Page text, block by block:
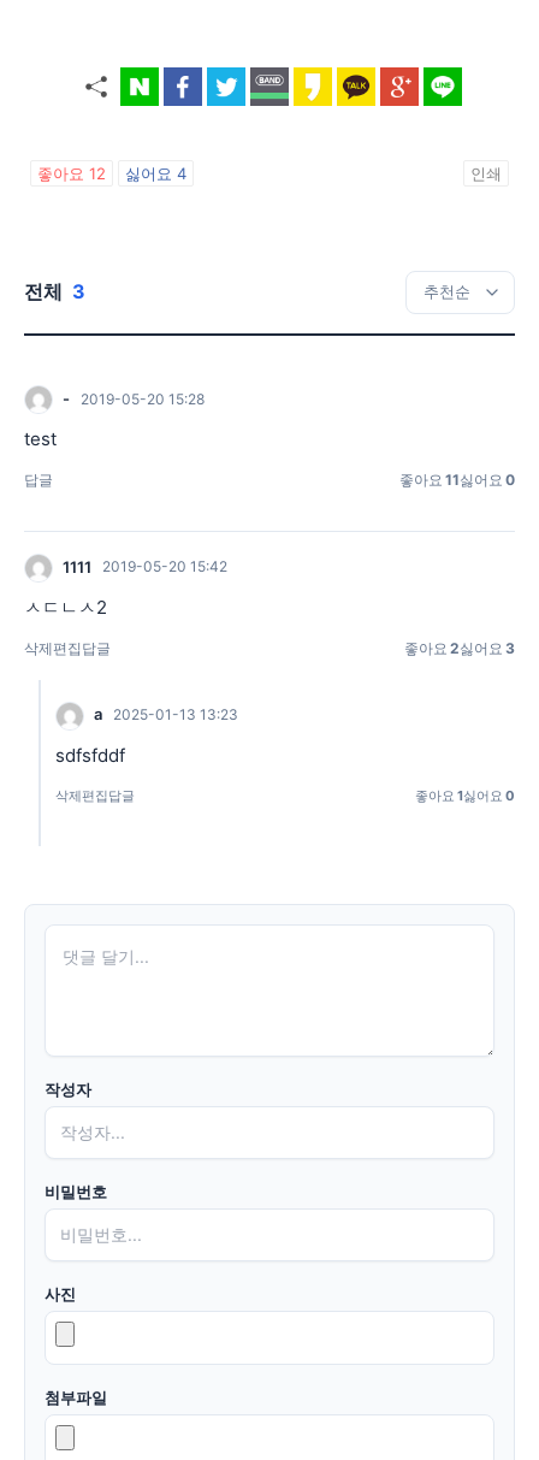
좋아요 12 싫어요 4 인쇄
전체 3
- 2019-05-20 15:28
test
답글 좋아요 11싫어요 0
1111 2019-05-20 15:42
ㅅㄷㄴㅅ2
삭제편집 답글 좋아요 2싫어요 3
a 2025-01-13 13:23
sdfsfddf
삭제편집답글 좋아요 1싫어요 0
작성자
비밀번호
사진
첨부파일